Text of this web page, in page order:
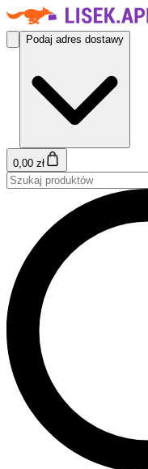
Podaj adres dostawy
0,00 zł